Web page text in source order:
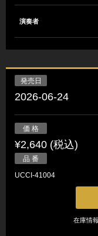
演奏者
発売日
2026-06-24
価 格
¥2,640 (税込)
品 番
UCCI-41004
在庫情